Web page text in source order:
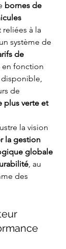
bornes de
à la
système de
de
en fonction
de
plus verte et
la vision
la gestion
globale
, au
des